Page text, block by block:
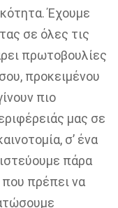
Έχουμε
σε όλες τις
πρωτοβουλίες
προκειμένου
πιο
μας σε
σ’ ένα
πάρα
που πρέπει να